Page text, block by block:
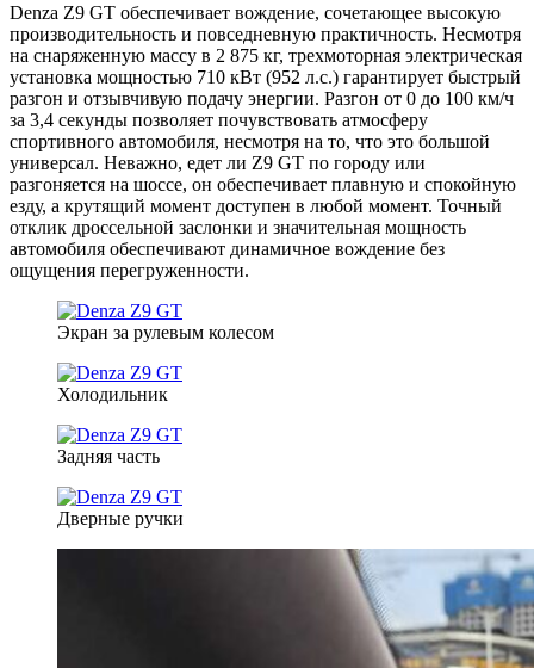
Denza Z9 GT обеспечивает вождение, сочетающее высокую
производительность и повседневную практичность. Несмотря
на снаряженную массу в 2 875 кг, трехмоторная электрическая
установка мощностью 710 кВт (952 л.с.) гарантирует быстрый
разгон и отзывчивую подачу энергии. Разгон от 0 до 100 км/ч
за 3,4 секунды позволяет почувствовать атмосферу
спортивного автомобиля, несмотря на то, что это большой
универсал. Неважно, едет ли Z9 GT по городу или
разгоняется на шоссе, он обеспечивает плавную и спокойную
езду, а крутящий момент доступен в любой момент. Точный
отклик дроссельной заслонки и значительная мощность
автомобиля обеспечивают динамичное вождение без
ощущения перегруженности.
Экран за рулевым колесом
Холодильник
Задняя часть
Дверные ручки